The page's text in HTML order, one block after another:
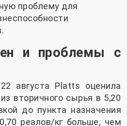
проблему для
и проблемы с
августа Platts оценила
вторичного сырья в 5,20
до пункта назначения
реалов/кг больше, чем